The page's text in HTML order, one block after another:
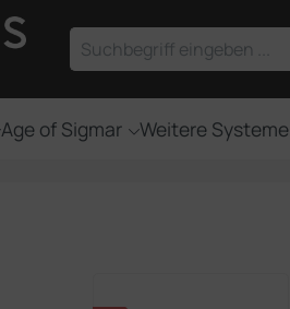
Age of Sigmar Weitere Systeme